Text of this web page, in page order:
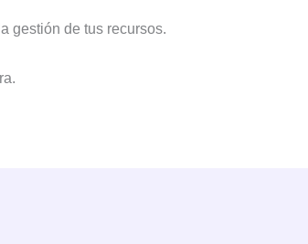
gestión de tus recursos.